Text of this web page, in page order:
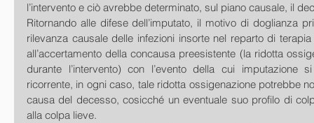
l’intervento e ciò avrebbe determinato, sul piano causale, il
Ritornando alle difese dell’imputato, il motivo di doglianza
rilevanza causale delle infezioni insorte nel reparto di
all’accertamento della concausa preesistente (la ridotta
durante l’intervento) con l’evento della cui imputazione
ricorrente, in ogni caso, tale ridotta ossigenazione potrebbe
causa del decesso, cosicché un eventuale suo profilo di
alla colpa lieve.